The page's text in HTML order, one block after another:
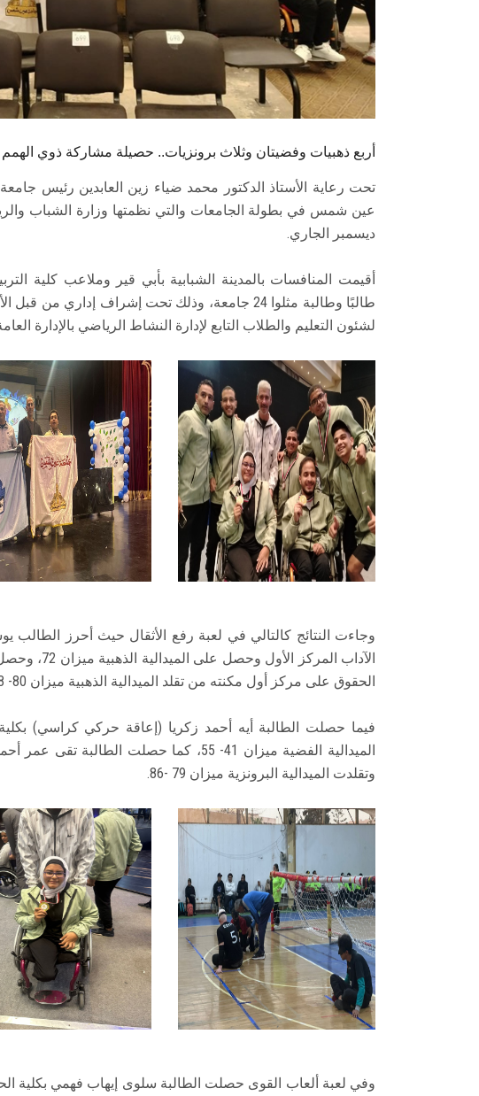
أربع ذهبيات وفضيتان وثلاث برونزيات.. حصيلة مشاركة ذوي
تحت رعاية الأستاذ الدكتور محمد ضياء زين العابدين رئيس
عين شمس في بطولة الجامعات والتي نظمتها وزارة الشباب
ديسمبر الجاري.
طالبًا وطالبة مثلوا 24 جامعة، وذلك تحت إشراف
لشئون التعليم والطلاب التابع لإدارة النشاط الرياضي بالإدارة
وجاءت النتائج كالتالي في لعبة رفع الأثقال حيث أحرز
الآداب
الحقوق على مركز أول مكنته من تقلد الميدالية الذهبية ميزان 80- 88.
فيما حصلت الطالبة أيه أحمد زكريا (إعاقة حركي كراسي)
الميدالية الفضية ميزان 41- 55، كما حصلت
وتقلدت الميدالية البرونزية ميزان 79 -86.
وفي لعبة ألعاب القوى حصلت الطالبة سلوى إيهاب فهمي بكلية